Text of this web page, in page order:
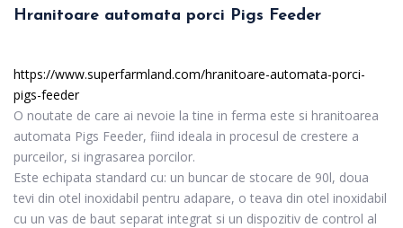
Hranitoare automata porci Pigs Feeder
https://www.superfarmland.com/hranitoare-automata-porci-
pigs-feeder
O noutate de care ai nevoie la tine in ferma este si hranitoarea
automata Pigs Feeder, fiind ideala in procesul de crestere a
purceilor, si ingrasarea porcilor.
Este echipata standard cu: un buncar de stocare de 90l, doua
tevi din otel inoxidabil pentru adapare, o teava din otel inoxidabil
cu un vas de baut separat integrat si un dispozitiv de control al